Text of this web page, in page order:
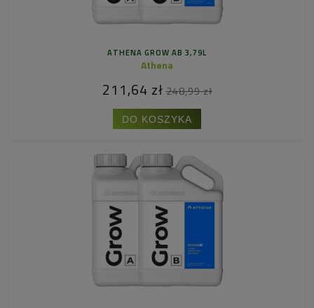
ATHENA GROW AB 3,79L
Athena
211,64 zł 248,99 zł
DO KOSZYKA